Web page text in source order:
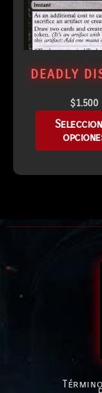
DEADLY
$1.500